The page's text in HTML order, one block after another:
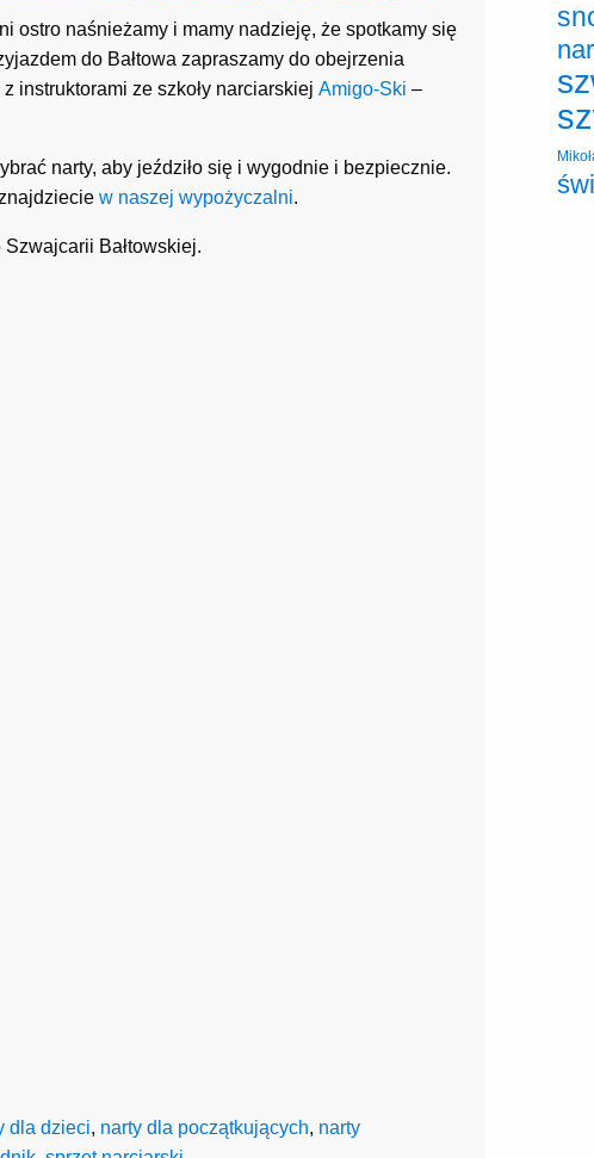
ostro naśnieżamy i mamy nadzieję, że spotkamy się
do Bałtowa zapraszamy do obejrzenia
instruktorami ze szkoły narciarskiej Amigo-Ski –
narty, aby jeździło się i wygodnie i bezpiecznie.
w naszej wypożyczalni.
Bałtowskiej.
dla dzieci, narty dla początkujących, narty